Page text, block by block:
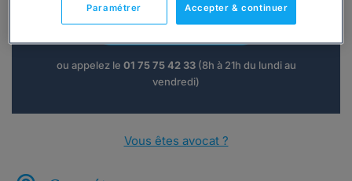
Consulter immédiatement
ou appelez le 01 75 75 42 33(8h à 21h du lundi au
vendredi)
Vous êtes avocat ?
Accepter & continuer
Paramétrer